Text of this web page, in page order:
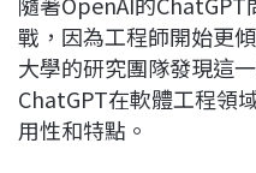
戰，因為工程師開始更
大學的研究團隊發現這
ChatGPT在軟體工程領
用性和特點。